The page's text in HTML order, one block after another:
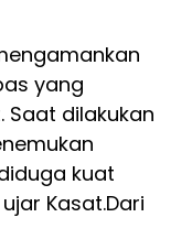
yang
dilakukan
kuat
Kasat.Dari